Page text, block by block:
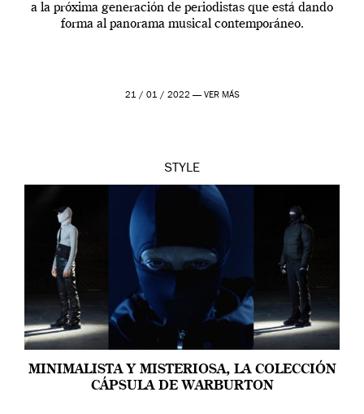
a la próxima generación de periodistas que está dando
forma al panorama musical contemporáneo.
21 / 01 / 2022 — VER MÁS
STYLE
MINIMALISTA Y MISTERIOSA, LA COLECCIÓN
CÁPSULA DE WARBURTON